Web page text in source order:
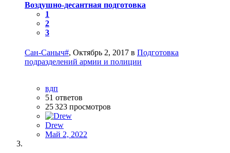
Воздушно-десантная подготовка
1
2
3
Сан-Саныч#, Октябрь 2, 2017 в Подготовка
подразделений армии и полиции
вдп
51 ответов
25 323 просмотров
Drew
Май 2, 2022